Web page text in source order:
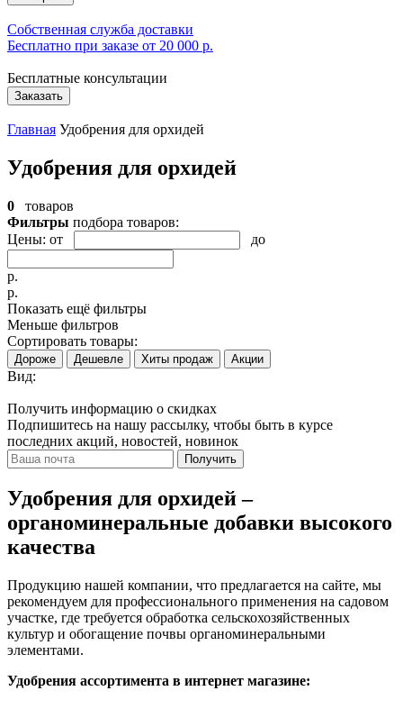
Собственная служба доставки
Бесплатно при заказе от 20 000 р.
Бесплатные консультации
Заказать
Главная Удобрения для орхидей
Удобрения для орхидей
0 товаров
Фильтры подбора товаров:
Цены: от до
р.
р.
Показать ещё фильтры
Меньше фильтров
Сортировать товары:
Дороже Дешевле Хиты продаж Акции
Вид:
Получить информацию о скидках
Подпишитесь на нашу рассылку, чтобы быть в курсе
последних акций, новостей, новинок
Получить
Удобрения для орхидей –
органоминеральные добавки высокого
качества
Продукцию нашей компании, что предлагается на сайте, мы
рекомендуем для профессионального применения на садовом
участке, где требуется обработка сельскохозяйственных
культур и обогащение почвы органоминеральными
элементами.
Удобрения ассортимента в интернет магазине: